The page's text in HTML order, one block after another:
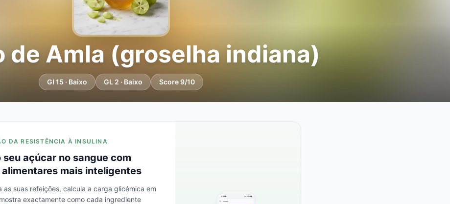
de Amla (groselha indiana)
GI 15 · Baixo GL 2 · Baixo Score 9/10
DA RESISTÊNCIA À INSULINA
seu açúcar no sangue com
mais inteligentes
as suas refeições, calcula a carga glicémica em
exactamente como cada ingrediente